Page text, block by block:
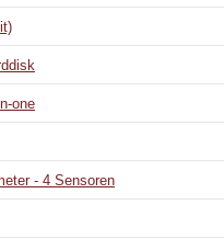
one
- 4 Sensoren